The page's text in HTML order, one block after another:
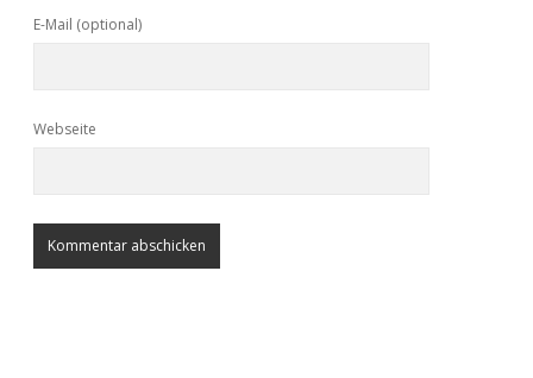
E-Mail (optional)
Webseite